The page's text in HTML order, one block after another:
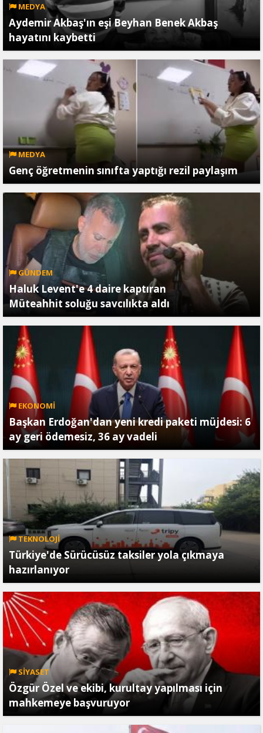
MEDYA
Aydemir Akbaş'ın eşi Beyhan Benek Akbaş
hayatını kaybetti
MEDYA
Genç öğretmenin sınıfta yaptığı rezil paylaşım
GÜNDEM
Haluk Levent'e 4 daire kaptıran
Müteahhit soluğu savcılıkta aldı
EKONOMİ
Başkan Erdoğan'dan yeni kredi paketi müjdesi: 6
ay geri ödemesiz, 36 ay vadeli
TEKNOLOJİ
Türkiye'de Sürücüsüz taksiler yola çıkmaya
hazırlanıyor
SİYASET
Özgür Özel ve ekibi, kurultay yapılması için
mahkemeye başvuruyor